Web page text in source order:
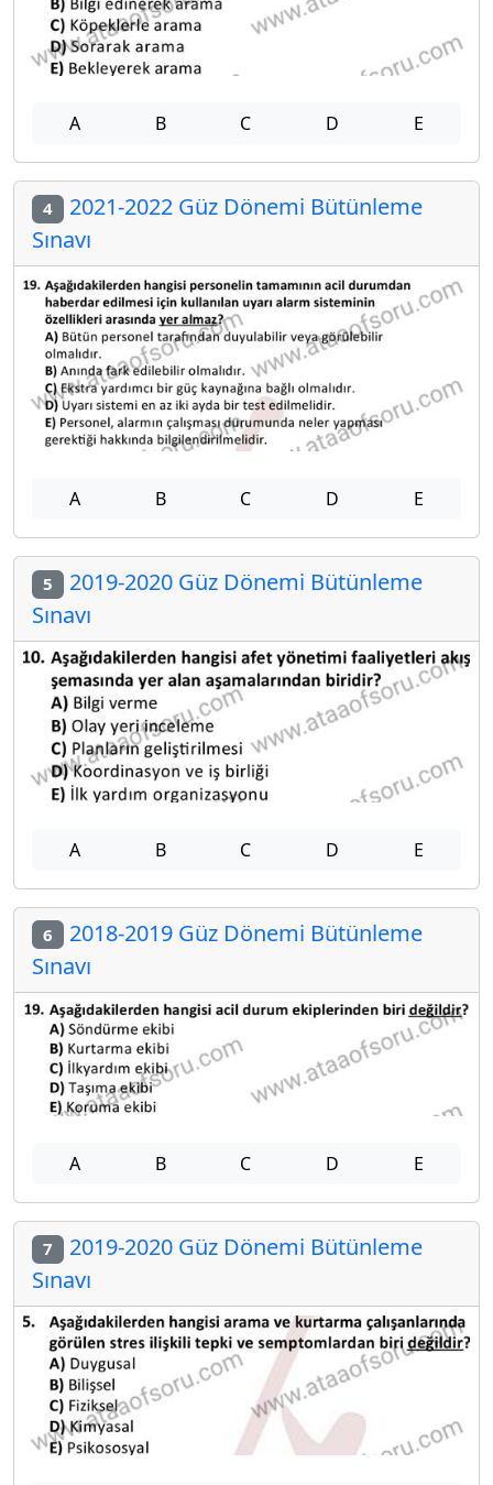
A B C D E
4 2021-2022 Güz Dönemi Bütünleme
Sınavı
A B C D E
5 2019-2020 Güz Dönemi Bütünleme
Sınavı
A B C D E
6 2018-2019 Güz Dönemi Bütünleme
Sınavı
A B C D E
7 2019-2020 Güz Dönemi Bütünleme
Sınavı